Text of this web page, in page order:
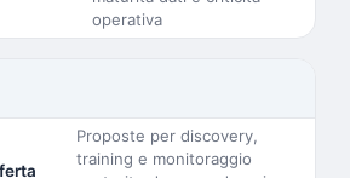
operativa
Proposte per discovery,
training e monitoraggio